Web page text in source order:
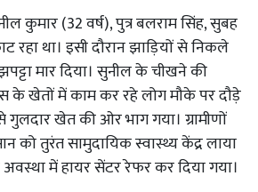
कुमार (32 वर्ष), पुत्र बलराम सिंह, सुबह
था। इसी दौरान झाड़ियों से निकले
मार दिया। सुनील के चीखने की
खेतों में काम कर रहे लोग मौके पर दौड़े
खेत की ओर भाग गया। ग्रामीणों
को तुरंत सामुदायिक स्वास्थ्य केंद्र लाया
में हायर सेंटर रेफर कर दिया गया।